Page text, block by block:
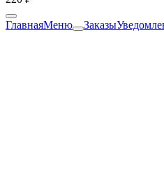
ГлавнаяМеню Заказы